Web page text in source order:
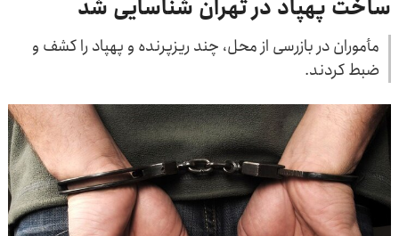
ساخت پهپاد در تهران شناسایی شد
مأموران در بازرسی از محل، چند ریزپرنده و پهپاد را کشف و
ضبط کردند.